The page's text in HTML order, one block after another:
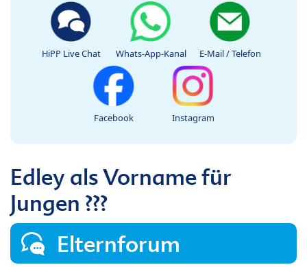
HiPP Live Chat Whats-App-Kanal E-Mail / Telefon
Facebook Instagram
Edley als Vorname für
Jungen ???
Elternforum